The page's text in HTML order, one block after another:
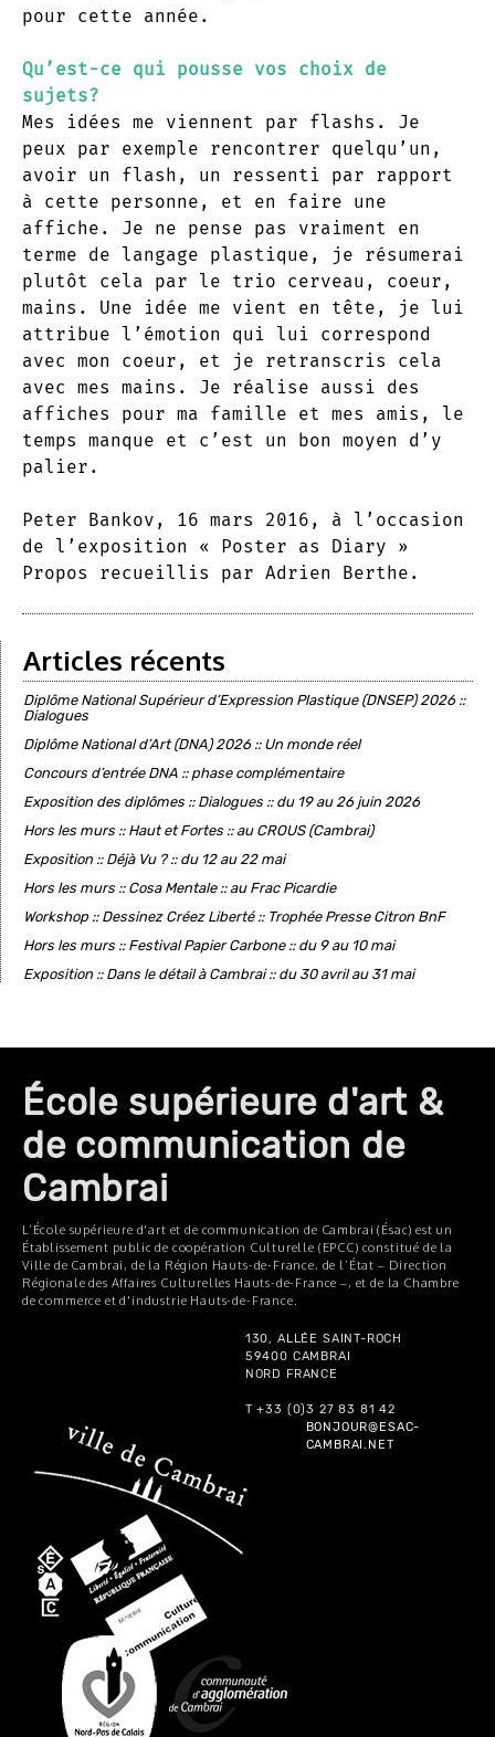
pour cette année.
Qu’est-ce qui pousse vos choix de
sujets?
Mes idées me viennent par flashs. Je
peux par exemple rencontrer quelqu’un,
avoir un flash, un ressenti par rapport
à cette personne, et en faire une
affiche. Je ne pense pas vraiment en
terme de langage plastique, je résumerai
plutôt cela par le trio cerveau, coeur,
mains. Une idée me vient en tête, je lui
attribue l’émotion qui lui correspond
avec mon coeur, et je retranscris cela
avec mes mains. Je réalise aussi des
affiches pour ma famille et mes amis, le
temps manque et c’est un bon moyen d’y
palier.
Peter Bankov, 16 mars 2016, à l’occasion
de l’exposition « Poster as Diary »
Propos recueillis par Adrien Berthe.
Articles récents
Diplôme National Supérieur d’Expression Plastique (DNSEP) 2026 ::
Dialogues
Diplôme National d’Art (DNA) 2026 :: Un monde réel
Concours d’entrée DNA :: phase complémentaire
Exposition des diplômes :: Dialogues :: du 19 au 26 juin 2026
Hors les murs :: Haut et Fortes :: au CROUS (Cambrai)
Exposition :: Déjà Vu ? :: du 12 au 22 mai
Hors les murs :: Cosa Mentale :: au Frac Picardie
Workshop :: Dessinez Créez Liberté :: Trophée Presse Citron BnF
Hors les murs :: Festival Papier Carbone :: du 9 au 10 mai
Exposition :: Dans le détail à Cambrai :: du 30 avril au 31 mai
École supérieure d'art &
de communication de
Cambrai
L’École supérieure d'art et de communication de Cambrai (Ésac) est un
Établissement public de coopération Culturelle (EPCC) constitué de la
Ville de Cambrai, de la Région Hauts-de-France, de l’État – Direction
Régionale des Affaires Culturelles Hauts-de-France –, et de la Chambre
de commerce et d'industrie Hauts-de-France.
130, ALLÉE SAINT-ROCH
59400 CAMBRAI
NORD FRANCE
T +33 (0)3 27 83 81 42
BONJOUR@ESAC-
CAMBRAI.NET